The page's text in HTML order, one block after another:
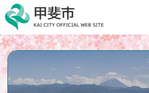
ー
の
先
頭
で
メニューを飛ばして本文へ
本
文